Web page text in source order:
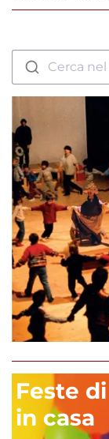
Cerca
Feste
in casa